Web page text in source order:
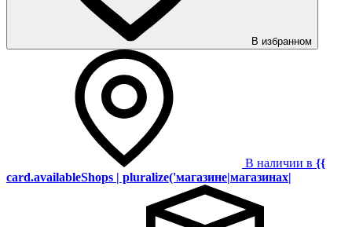
В избранном
В наличии в {{
card.availableShops | pluralize('магазине|магазинах|